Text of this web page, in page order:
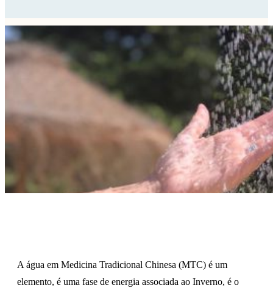
A água em Medicina Tradicional Chinesa (MTC) é um
elemento, é uma fase de energia associada ao Inverno, é o